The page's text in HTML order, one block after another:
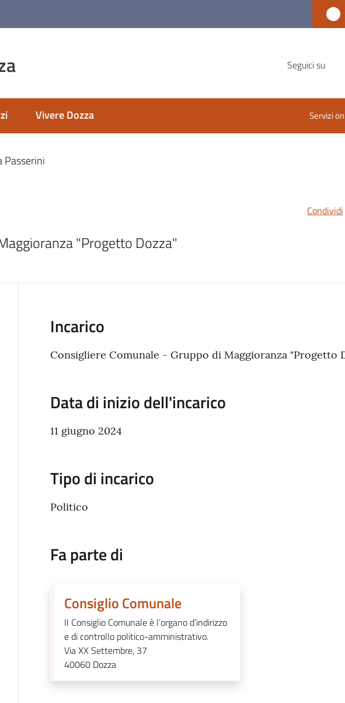
Seguici su
Vivere Dozza Servizi
Passerini
"Progetto Dozza"
Condividi
Incarico
Consigliere Comunale - Gruppo di Maggioranza "Progetto
Data di inizio dell'incarico
11 giugno 2024
Tipo di incarico
Politico
Fa parte di
Consiglio Comunale
Il Consiglio Comunale è l’organo d’indirizzo
e di controllo politico-amministrativo.
Via XX Settembre, 37
40060 Dozza